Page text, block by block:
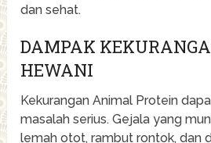
dan sehat.
DAMPAK
HEWANI
Kekurangan Animal Protein
masalah serius. Gejala yang
lemah otot, rambut rontok, dan